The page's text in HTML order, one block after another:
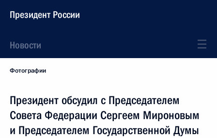
Президент России
Новости
Фотографии
Президент обсудил с Председателем
Совета Федерации Сергеем Мироновым
и Председателем Государственной Думы